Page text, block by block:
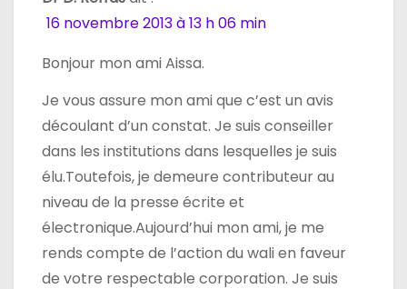
16 novembre 2013 à 13 h 06 min
Bonjour mon ami Aissa.
Je vous assure mon ami que c’est un avis
découlant d’un constat. Je suis conseiller
dans les institutions dans lesquelles je suis
élu.Toutefois, je demeure contributeur au
niveau de la presse écrite et
électronique.Aujourd’hui mon ami, je me
rends compte de l’action du wali en faveur
de votre respectable corporation. Je suis